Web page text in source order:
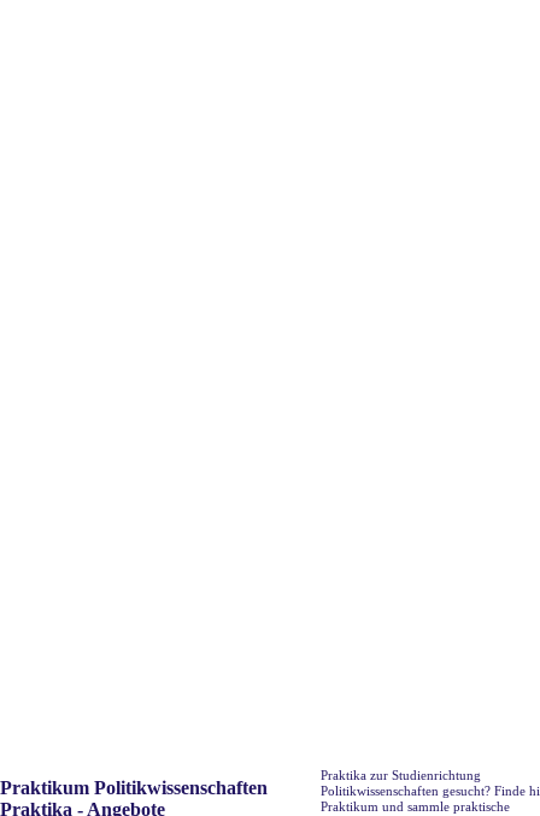
Praktikum Politikwissenschaften
Praktika - Angebote
Praktika zur Studienrichtung
Politikwissenschaften gesucht? Finde
Praktikum und sammle praktische